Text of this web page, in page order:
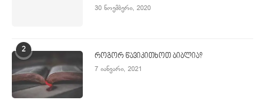
30 ნოემბერი, 2020
2
როგორ წავიკითხოთ ბიბლია?
7 იანვარი, 2021